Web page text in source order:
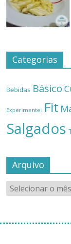
Categorias
Bebidas Básico
Experimentei Fit
Salgados
Arquivo